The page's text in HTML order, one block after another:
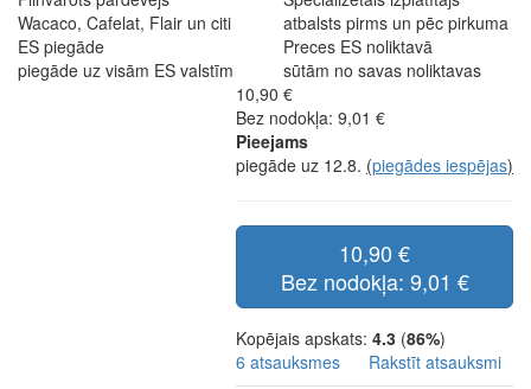
Wacaco, Cafelat, Flair un citi
atbalsts pirms un pēc pirkuma
ES piegāde
piegāde uz visām ES valstīm
Preces ES noliktavā
sūtām no savas noliktavas
10,90 €
Bez nodokļa: 9,01 €
Pieejams
piegāde uz 12.8. (piegādes iespējas)
10,90 €
Bez nodokļa: 9,01 €
Kopējais apskats: 4.3 (86%)
6 atsauksmes
Rakstīt atsauksmi